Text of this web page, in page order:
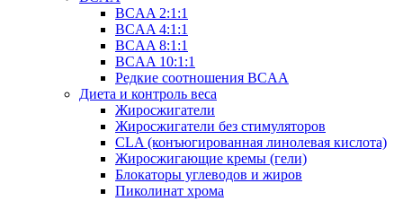
BCAA 2:1:1
BCAA 4:1:1
BCAA 8:1:1
BCAA 10:1:1
Редкие соотношения BCAA
Диета и контроль веса
Жиросжигатели
Жиросжигатели без стимуляторов
CLA (конъюгированная линолевая кислота)
Жиросжигающие кремы (гели)
Блокаторы углеводов и жиров
Пиколинат хрома